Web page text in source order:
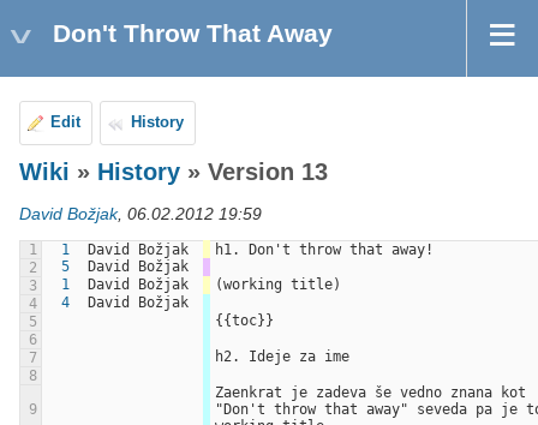
Don't Throw That Away
Edit History
Wiki » History » Version 13
David Božjak, 06.02.2012 19:59
1 1 David Božjak
h1. Don't throw that away!
2
5
David Božjak
3
1 David Božjak
(working title)
4
4
David Božjak
5
{{toc}}
6
7
h2. Ideje za ime
8
9
Zaenkrat je zadeva še vedno znana kot
"Don't throw that away" seveda pa je